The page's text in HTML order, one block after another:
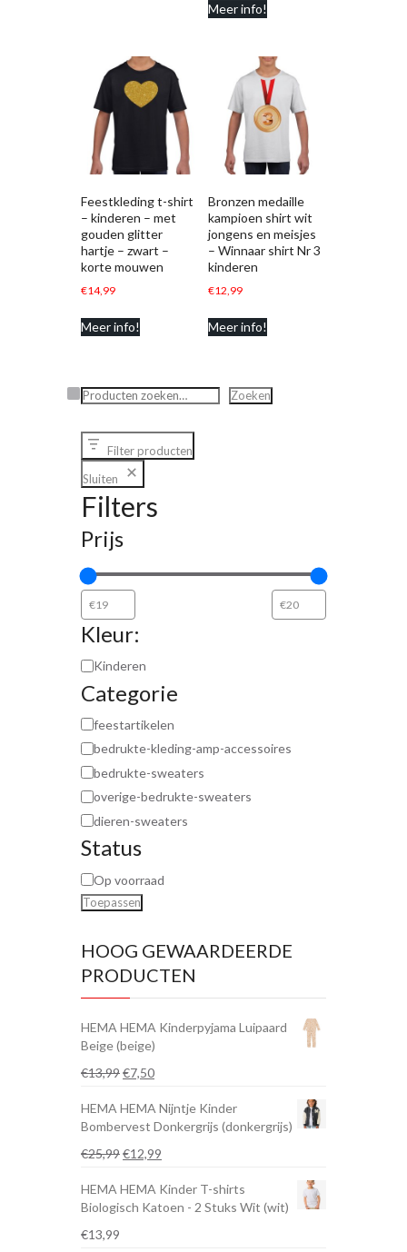
Meer info!
Feestkleding t-shirt
– kinderen – met
gouden glitter
hartje – zwart –
korte mouwen
€14,99
Meer info!
Bronzen medaille
kampioen shirt wit
jongens en meisjes
– Winnaar shirt Nr 3
kinderen
€12,99
Meer info!
Zoeken Zoeken
Filter producten
Sluiten
Filters
Prijs
Kleur:
Kinderen
Categorie
feestartikelen
bedrukte-kleding-amp-accessoires
bedrukte-sweaters
overige-bedrukte-sweaters
dieren-sweaters
Status
Op voorraad
Toepassen
HOOG GEWAARDEERDE
PRODUCTEN
HEMA HEMA Kinderpyjama Luipaard
Beige (beige)
€13,99Oorspronkelijke
was:
€13,99.
€7,50Huidige
is:
€7,50.
HEMA HEMA Nijntje Kinder
Bombervest Donkergrijs (donkergrijs)
€25,99Oorspronkelijke
was:
€25,99.
€12,99
is:
€12,99.
HEMA HEMA Kinder T-shirts
Biologisch Katoen - 2 Stuks Wit (wit)
€13,99